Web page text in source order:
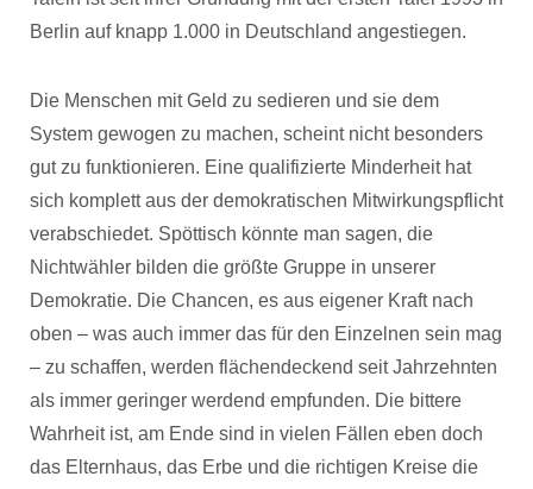
Berlin auf knapp 1.000 in Deutschland angestiegen.
Die Menschen mit Geld zu sedieren und sie dem
System gewogen zu machen, scheint nicht besonders
gut zu funktionieren. Eine qualifizierte Minderheit hat
sich komplett aus der demokratischen Mitwirkungspflicht
verabschiedet. Spöttisch könnte man sagen, die
Nichtwähler bilden die größte Gruppe in unserer
Demokratie. Die Chancen, es aus eigener Kraft nach
oben – was auch immer das für den Einzelnen sein mag
– zu schaffen, werden flächendeckend seit Jahrzehnten
als immer geringer werdend empfunden. Die bittere
Wahrheit ist, am Ende sind in vielen Fällen eben doch
das Elternhaus, das Erbe und die richtigen Kreise die